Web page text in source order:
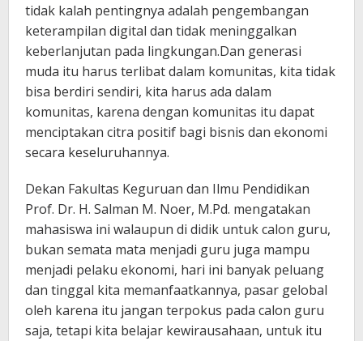
tidak kalah pentingnya adalah pengembangan
keterampilan digital dan tidak meninggalkan
keberlanjutan pada lingkungan.Dan generasi
muda itu harus terlibat dalam komunitas, kita tidak
bisa berdiri sendiri, kita harus ada dalam
komunitas, karena dengan komunitas itu dapat
menciptakan citra positif bagi bisnis dan ekonomi
secara keseluruhannya.
Dekan Fakultas Keguruan dan Ilmu Pendidikan
Prof. Dr. H. Salman M. Noer, M.Pd. mengatakan
mahasiswa ini walaupun di didik untuk calon guru,
bukan semata mata menjadi guru juga mampu
menjadi pelaku ekonomi, hari ini banyak peluang
dan tinggal kita memanfaatkannya, pasar gelobal
oleh karena itu jangan terpokus pada calon guru
saja, tetapi kita belajar kewirausahaan, untuk itu